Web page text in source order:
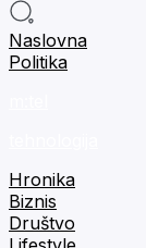
Naslovna
Politika
Hronika
Biznis
Društvo